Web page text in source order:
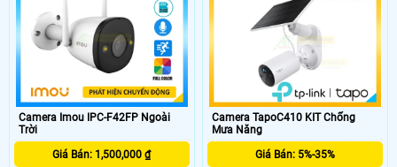
Camera Imou IPC-F42FP Ngoài
Trời
Giá Bán: 1,500,000 ₫
Camera TapoC410 KIT Chống
Mưa Năng
Giá Bán: 5%-35%